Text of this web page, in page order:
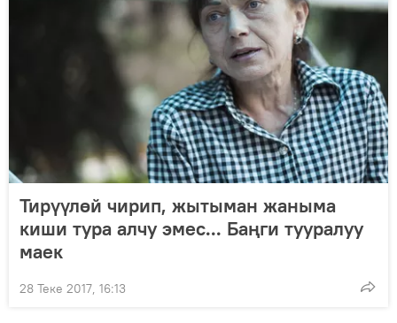
Тирүүлөй чирип, жытыман жаныма
киши тура алчу эмес... Баңги тууралуу
маек
28 Теке 2017, 16:13